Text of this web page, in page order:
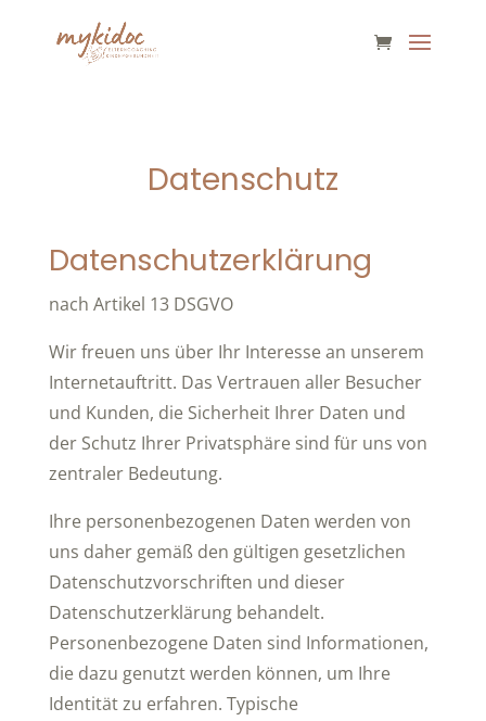
Datenschutz
Datenschutzerklärung
nach Artikel 13 DSGVO
Wir freuen uns über Ihr Interesse an unserem
Internetauftritt. Das Vertrauen aller Besucher
und Kunden, die Sicherheit Ihrer Daten und
der Schutz Ihrer Privatsphäre sind für uns von
zentraler Bedeutung.
Ihre personenbezogenen Daten werden von
uns daher gemäß den gültigen gesetzlichen
Datenschutzvorschriften und dieser
Datenschutzerklärung behandelt.
Personenbezogene Daten sind Informationen,
die dazu genutzt werden können, um Ihre
Identität zu erfahren. Typische